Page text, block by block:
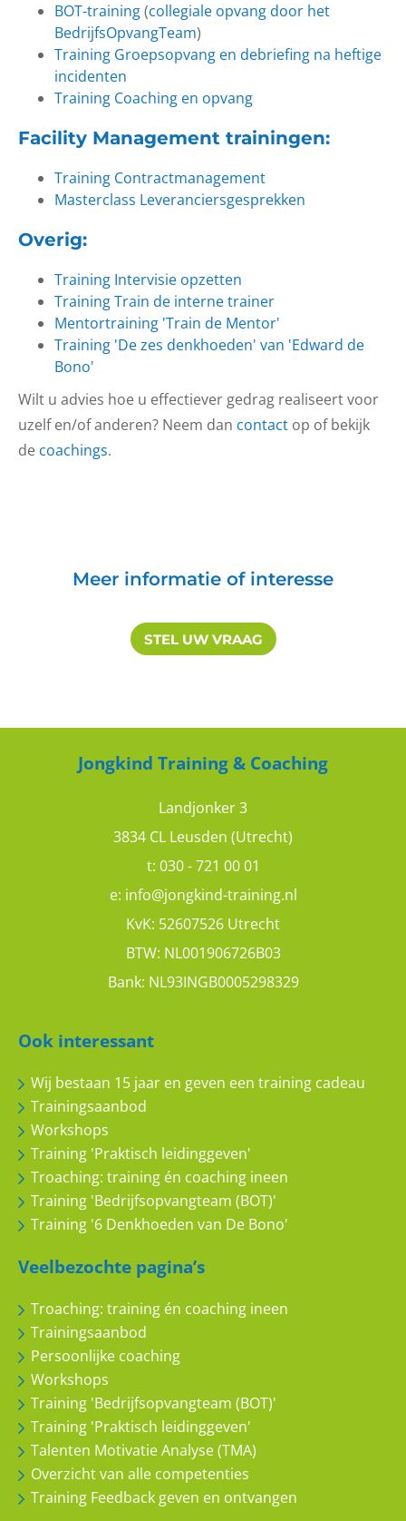
BOT-training(collegiale opvang door het
BedrijfsOpvangTeam)
Training Groepsopvang en debriefing na heftige
incidenten
Training Coaching en opvang
Facility Management trainingen:
Training Contractmanagement
Masterclass Leveranciersgesprekken
Overig:
Training Intervisie opzetten
Training Train de interne trainer
Mentortraining 'Train de Mentor'
Training 'De zes denkhoeden' van 'Edward de
Bono'
Wilt u advies hoe u effectiever gedrag realiseert voor
uzelf en/of anderen? Neem dan contact op of bekijk
de coachings.
Meer informatie of interesse
STEL UW VRAAG
Jongkind Training & Coaching
Landjonker 3
3834 CL Leusden (Utrecht)
t: 030 - 721 00 01
e: info@jongkind-training.nl
KvK: 52607526 Utrecht
BTW: NL001906726B03
Bank: NL93INGB0005298329
Ook interessant
Wij bestaan 15 jaar en geven een training cadeau
Trainingsaanbod
Workshops
Training 'Praktisch leidinggeven'
Troaching: training én coaching ineen
Training 'Bedrijfsopvangteam (BOT)'
Training '6 Denkhoeden van De Bono'
Veelbezochte pagina’s
Troaching: training én coaching ineen
Trainingsaanbod
Persoonlijke coaching
Workshops
Training 'Bedrijfsopvangteam (BOT)'
Training 'Praktisch leidinggeven'
Talenten Motivatie Analyse (TMA)
Overzicht van alle competenties
Training Feedback geven en ontvangen